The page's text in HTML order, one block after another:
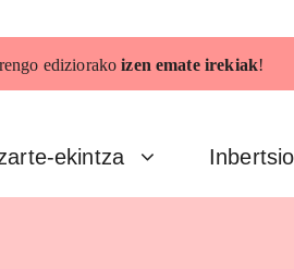
ediziorakoizen emate irekiak!
ekintza